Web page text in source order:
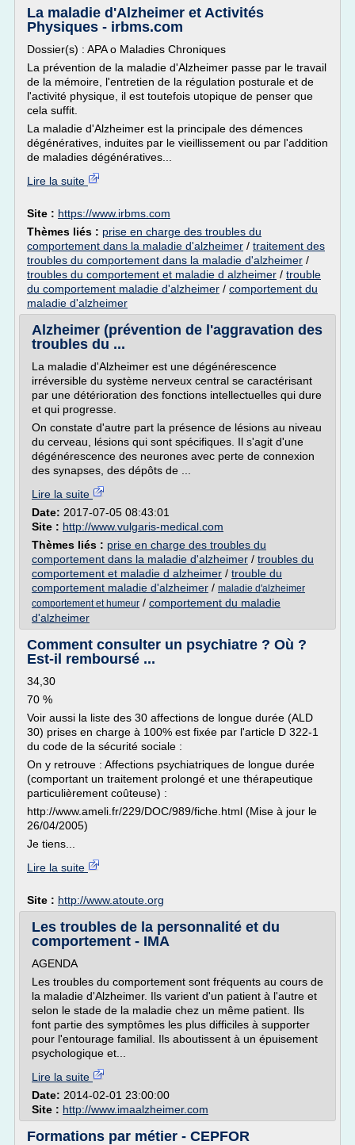
La maladie d'Alzheimer et Activités
Physiques - irbms.com
Dossier(s) : APA o Maladies Chroniques
La prévention de la maladie d'Alzheimer passe par le travail
de la mémoire, l'entretien de la régulation posturale et de
l'activité physique, il est toutefois utopique de penser que
cela suffit.
La maladie d'Alzheimer est la principale des démences
dégénératives, induites par le vieillissement ou par l'addition
de maladies dégénératives...
Lire la suite
Site : https://www.irbms.com
Thèmes liés : prise en charge des troubles du
comportement dans la maladie d'alzheimer / traitement des
troubles du comportement dans la maladie d'alzheimer /
troubles du comportement et maladie d alzheimer / trouble
du comportement maladie d'alzheimer / comportement du
maladie d'alzheimer
Alzheimer (prévention de l'aggravation des
troubles du ...
La maladie d'Alzheimer est une dégénérescence
irréversible du système nerveux central se caractérisant
par une détérioration des fonctions intellectuelles qui dure
et qui progresse.
On constate d'autre part la présence de lésions au niveau
du cerveau, lésions qui sont spécifiques. Il s'agit d'une
dégénérescence des neurones avec perte de connexion
des synapses, des dépôts de ...
Lire la suite
Date: 2017-07-05 08:43:01
Site : http://www.vulgaris-medical.com
Thèmes liés : prise en charge des troubles du
comportement dans la maladie d'alzheimer / troubles du
comportement et maladie d alzheimer / trouble du
comportement maladie d'alzheimer / maladie d'alzheimer
comportement et humeur / comportement du maladie
d'alzheimer
Comment consulter un psychiatre ? Où ?
Est-il remboursé ...
34,30
70 %
Voir aussi la liste des 30 affections de longue durée (ALD
30) prises en charge à 100% est fixée par l'article D 322-1
du code de la sécurité sociale :
On y retrouve : Affections psychiatriques de longue durée
(comportant un traitement prolongé et une thérapeutique
particulièrement coûteuse) :
http://www.ameli.fr/229/DOC/989/fiche.html (Mise à jour le
26/04/2005)
Je tiens...
Lire la suite
Site : http://www.atoute.org
Les troubles de la personnalité et du
comportement - IMA
AGENDA
Les troubles du comportement sont fréquents au cours de
la maladie d'Alzheimer. Ils varient d'un patient à l'autre et
selon le stade de la maladie chez un même patient. Ils
font partie des symptômes les plus difficiles à supporter
pour l'entourage familial. Ils aboutissent à un épuisement
psychologique et...
Lire la suite
Date: 2014-02-01 23:00:00
Site : http://www.imaalzheimer.com
Formations par métier - CEPFOR